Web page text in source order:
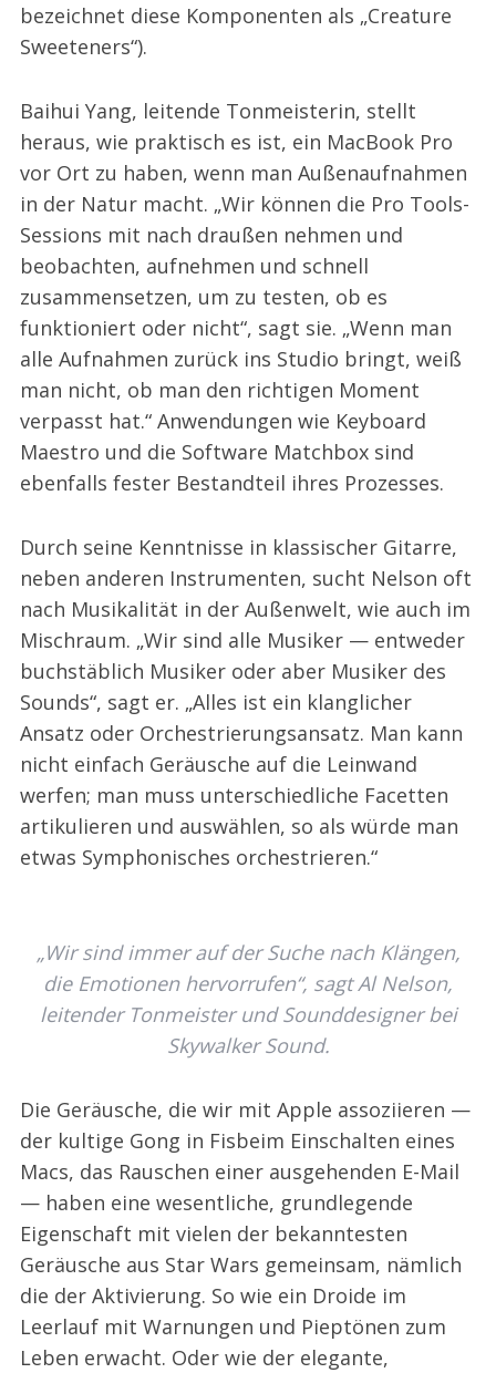
bezeichnet diese Komponenten als „Creature
Sweeteners“).
Baihui Yang, leitende Tonmeisterin, stellt
heraus, wie praktisch es ist, ein MacBook Pro
vor Ort zu haben, wenn man Außenaufnahmen
in der Natur macht. „Wir können die Pro Tools-
Sessions mit nach draußen nehmen und
beobachten, aufnehmen und schnell
zusammensetzen, um zu testen, ob es
funktioniert oder nicht“, sagt sie. „Wenn man
alle Aufnahmen zurück ins Studio bringt, weiß
man nicht, ob man den richtigen Moment
verpasst hat.“ Anwendungen wie Keyboard
Maestro und die Software Matchbox sind
ebenfalls fester Bestandteil ihres Prozesses.
Durch seine Kenntnisse in klassischer Gitarre,
neben anderen Instrumenten, sucht Nelson oft
nach Musikalität in der Außenwelt, wie auch im
Mischraum. „Wir sind alle Musiker — entweder
buchstäblich Musiker oder aber Musiker des
Sounds“, sagt er. „Alles ist ein klanglicher
Ansatz oder Orchestrierungsansatz. Man kann
nicht einfach Geräusche auf die Leinwand
werfen; man muss unterschiedliche Facetten
artikulieren und auswählen, so als würde man
etwas Symphonisches orchestrieren.“
„Wir sind immer auf der Suche nach Klängen,
die Emotionen hervorrufen“, sagt Al Nelson,
leitender Tonmeister und Sounddesigner bei
Skywalker Sound.
Die Geräusche, die wir mit Apple assoziieren —
der kultige Gong in Fisbeim Einschalten eines
Macs, das Rauschen einer ausgehenden E-Mail
— haben eine wesentliche, grundlegende
Eigenschaft mit vielen der bekanntesten
Geräusche aus Star Wars gemeinsam, nämlich
die der Aktivierung. So wie ein Droide im
Leerlauf mit Warnungen und Pieptönen zum
Leben erwacht. Oder wie der elegante,